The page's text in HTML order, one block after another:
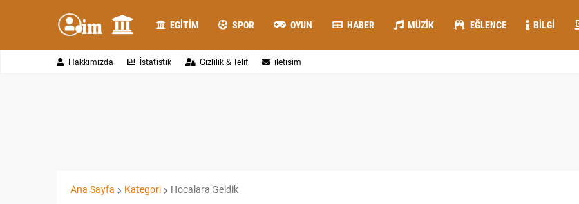
EGITIM SPOR OYUN HABER MÜZIK EĞLENCE BILGI
Hakkımızda İstatistik Gizlilik & Telif iletisim
Ana Sayfa Kategori Hocalara Geldik